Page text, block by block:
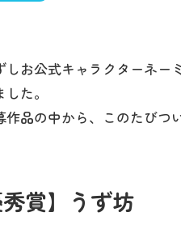
しお公式キャラクターネー
た。
作品の中から、このたびつ
秀賞】うず坊